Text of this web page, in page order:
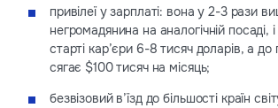
привілеї у зарплаті: вона у 2-3 рази
негромадянина на аналогічній посаді,
старті кар’єри 6-8 тисяч доларів, а до
сягає $100 тисяч на місяць;
безвізовий в’їзд до більшості країн